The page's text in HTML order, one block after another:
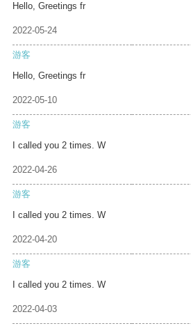
Hello, Greetings fr
2022-05-24
游客
Hello, Greetings fr
2022-05-10
游客
I called you 2 times. W
2022-04-26
游客
I called you 2 times. W
2022-04-20
游客
I called you 2 times. W
2022-04-03